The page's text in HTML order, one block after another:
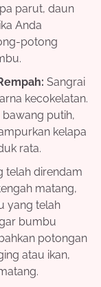
parut, daun
Anda
potong
Sangrai
kecokelatan.
putih,
kelapa
rata.
telah direndam
matang,
yang telah
bumbu
potongan
atau ikan,